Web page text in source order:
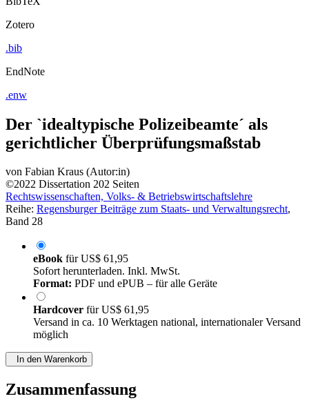
Zotero
.bib
EndNote
.enw
Der `idealtypische Polizeibeamte´ als
gerichtlicher Überprüfungsmaßstab
von Fabian Kraus (Autor:in)
©2022 Dissertation 202 Seiten
Rechtswissenschaften, Volks- & Betriebswirtschaftslehre
Reihe: Regensburger Beiträge zum Staats- und Verwaltungsrecht,
Band 28
eBook fürUS$ 61,95
Sofort herunterladen. Inkl. MwSt.
Format: PDF und ePUB – für alle Geräte
Hardcover fürUS$ 61,95
Versand in ca. 10 Werktagen national, internationaler Versand
möglich
In den Warenkorb
Zusammenfassung